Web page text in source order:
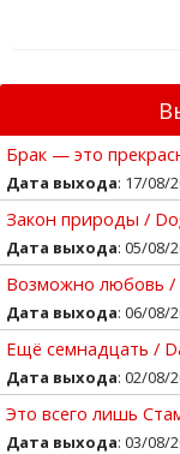
Брак — это
Дата выхода: 17/08/
Закон природы /
Дата выхода: 05/08/
Возможно любовь /
Дата выхода: 06/08/
Ещё семнадцать /
Дата выхода: 02/08/
Это всего лишь
Дата выхода: 03/08/